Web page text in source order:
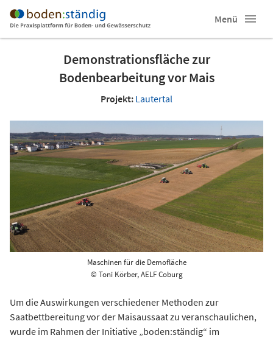
Menü
Demonstrationsfläche zur
Bodenbearbeitung vor Mais
Projekt: Lautertal
Maschinen für die Demofläche
© Toni Körber, AELF Coburg
Um die Auswirkungen verschiedener Methoden zur
Saatbettbereitung vor der Maisaussaat zu veranschaulichen,
wurde im Rahmen der Initiative „boden:ständig“ im